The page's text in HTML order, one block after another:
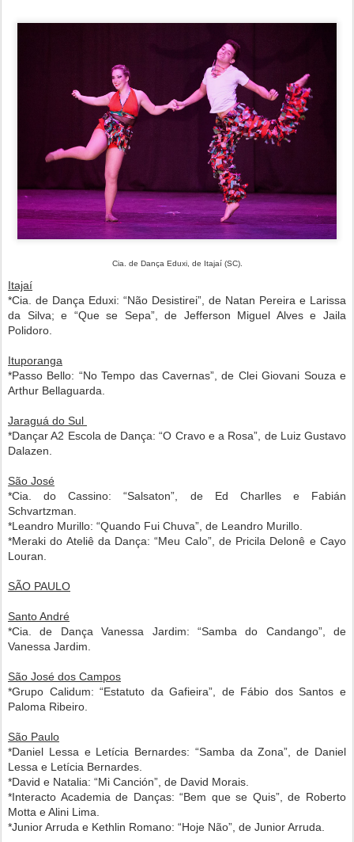
Cia. de Dança Eduxi, de Itajaí (SC).
Itajaí
*Cia. de Dança Eduxi: “Não Desistirei”, de Natan Pereira e Larissa
da Silva; e “Que se Sepa”, de Jefferson Miguel Alves e Jaila
Polidoro.
Ituporanga
*Passo Bello: “No Tempo das Cavernas”, de Clei Giovani Souza e
Arthur Bellaguarda.
Jaraguá do Sul
*Dançar A2 Escola de Dança: “O Cravo e a Rosa”, de Luiz Gustavo
Dalazen.
São José
*Cia. do Cassino: “Salsaton”, de Ed Charlles e Fabián
Schvartzman.
*Leandro Murillo: “Quando Fui Chuva”, de Leandro Murillo.
*Meraki do Ateliê da Dança: “Meu Calo”, de Pricila Delonê e Cayo
Louran.
SÃO PAULO
Santo André
*Cia. de Dança Vanessa Jardim: “Samba do Candango”, de
Vanessa Jardim.
São José dos Campos
*Grupo Calidum: “Estatuto da Gafieira”, de Fábio dos Santos e
Paloma Ribeiro.
São Paulo
*Daniel Lessa e Letícia Bernardes: “Samba da Zona”, de Daniel
Lessa e Letícia Bernardes.
*David e Natalia: “Mi Canción”, de David Morais.
*Interacto Academia de Danças: “Bem que se Quis”, de Roberto
Motta e Alini Lima.
*Junior Arruda e Kethlin Romano: “Hoje Não”, de Junior Arruda.